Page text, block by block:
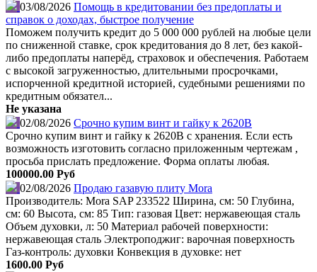
03/08/2026 Помощь в кредитовании без предоплаты и
справок о доходах, быстрое получение
Поможем получить кредит до 5 000 000 рублей на любые цели
по сниженной ставке, срок кредитования до 8 лет, без какой-
либо предоплаты наперёд, страховок и обеспечения. Работаем
с высокой загруженностью, длительными просрочками,
испорченной кредитной историей, судебными решениями по
кредитным обязател...
Не указана
02/08/2026 Срочно купим винт и гайку к 2620В
Срочно купим винт и гайку к 2620В с хранения. Если есть
возможность изготовить согласно приложенным чертежам ,
просьба прислать предложение. Форма оплаты любая.
100000.00 Руб
02/08/2026 Продаю газавую плиту Mora
Производитель: Mora SAP 233522 Ширина, см: 50 Глубина,
см: 60 Высота, см: 85 Тип: газовая Цвет: нержавеющая сталь
Объем духовки, л: 50 Материал рабочей поверхности:
нержавеющая сталь Электроподжиг: варочная поверхность
Газ-контроль: духовки Конвекция в духовке: нет
1600.00 Руб